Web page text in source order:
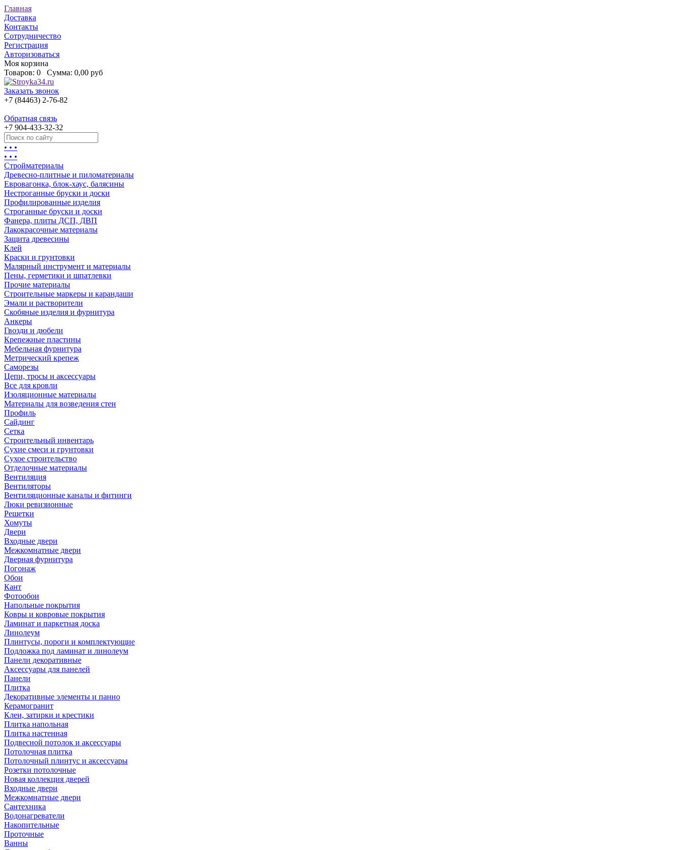
Главная
Доставка
Контакты
Сотрудничество
Регистрация
Авторизоваться
Моя корзина
Товаров: 0 Сумма: 0,00 руб
Заказать звонок
+7 (84463) 2-76-82
Обратная связь
+7 904-433-32-32
• • •
• • •
Стройматериалы
Древесно-плитные и пиломатериалы
Евровагонка, блок-хаус, балясины
Нестроганные бруски и доски
Профилированные изделия
Строганные бруски и доски
Фанера, плиты ДСП, ДВП
Лакокрасочные материалы
Защита древесины
Клей
Краски и грунтовки
Малярный инструмент и материалы
Пены, герметики и шпатлевки
Прочие материалы
Строительные маркеры и карандаши
Эмали и растворители
Скобяные изделия и фурнитура
Анкеры
Гвозди и дюбели
Крепежные пластины
Мебельная фурнитура
Метрический крепеж
Саморезы
Цепи, тросы и аксессуары
Все для кровли
Изоляционные материалы
Материалы для возведения стен
Профиль
Сайдинг
Сетка
Строительный инвентарь
Сухие смеси и грунтовки
Сухое строительство
Отделочные материалы
Вентиляция
Вентиляторы
Вентиляционные каналы и фитинги
Люки ревизионные
Решетки
Хомуты
Двери
Входные двери
Межкомнатные двери
Дверная фурнитура
Погонаж
Обои
Кант
Фотообои
Напольные покрытия
Ковры и ковровые покрытия
Ламинат и паркетная доска
Линолеум
Плинтусы, пороги и комплектующие
Подложка под ламинат и линолеум
Панели декоративные
Аксессуары для панелей
Панели
Плитка
Декоративные элементы и панно
Керамогранит
Клеи, затирки и крестики
Плитка напольная
Плитка настенная
Подвесной потолок и аксессуары
Потолочная плитка
Потолочный плинтус и аксессуары
Розетки потолочные
Новая коллекция дверей
Входные двери
Межкомнатные двери
Сантехника
Водонагреватели
Накопительные
Проточные
Ванны